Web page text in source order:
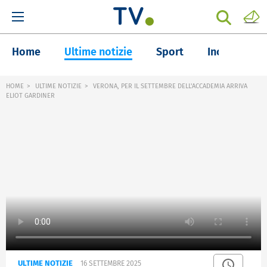
Home Ultime notizie Sport Inchieste
HOME ULTIME NOTIZIE
VERONA, PER IL SETTEMBRE DELL'ACCADEMIA ARRIVA
ELIOT GARDINER
ULTIME NOTIZIE 16 SETTEMBRE 2025